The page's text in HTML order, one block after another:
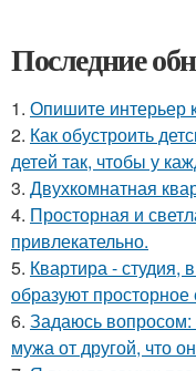
Последние
1. Опишите интерьер
2. Как обустроить
детей так, чтобы у
3. Двухкомнатная
4. Просторная и
привлекательно.
5. Квартира - студия,
образуют
6. Задаюсь
мужа от другой, что